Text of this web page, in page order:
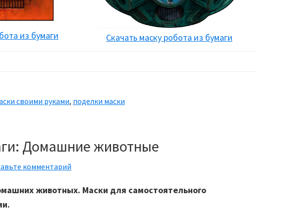
из бумаги Скачать маску робота из бумаги
своими руками, поделки маски
Домашние животные
комментарий
животных. Маски для самостоятельного